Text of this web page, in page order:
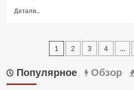
итоги
Детали...
ананасовой
превратит
Пагинация
записей
1 2 3 4 …
Популярное Обзор